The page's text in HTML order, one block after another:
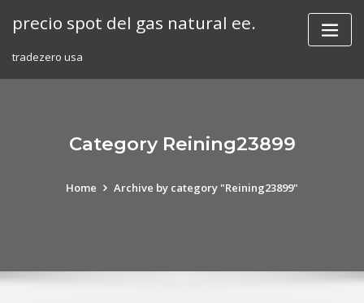
precio spot del gas natural ee.
tradezero usa
Category Reining23899
Home Archive by category "Reining23899"